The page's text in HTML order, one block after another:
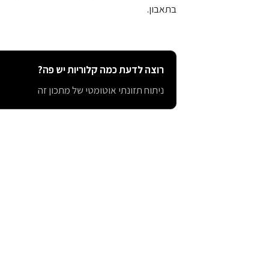
בתאבון.
רוצה לדעת כמה קלוריות יש פה?
ניתוח תזונתי אוטומטי של מתכון זה